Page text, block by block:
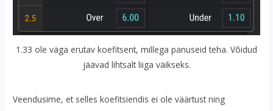
1.33 ole väga erutav koefitsent, millega panuseid teha. Võidud
jäävad lihtsalt liiga väikseks.
Veendusime, et selles koefitsiendis ei ole väärtust ning